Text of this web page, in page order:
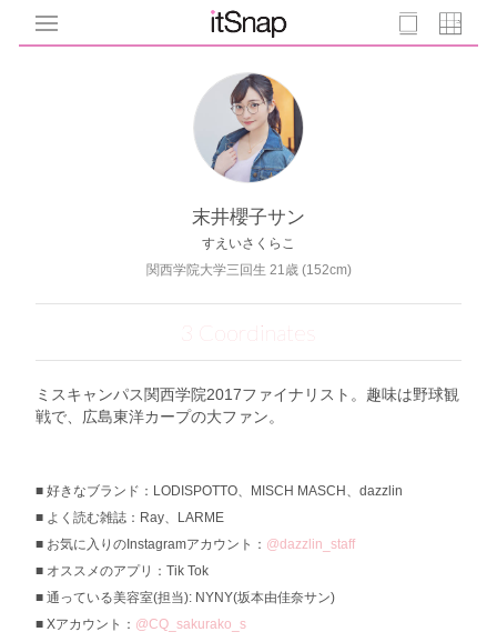
末井櫻子サン
すえいさくらこ
関西学院大学三回生 21歳 (152cm)
3 Coordinates
ミスキャンパス関西学院2017ファイナリスト。趣味は野球観
戦で、広島東洋カープの大ファン。
好きなブランド：LODISPOTTO、MISCH MASCH、dazzlin
よく読む雑誌：Ray、LARME
お気に入りのInstagramアカウント： @dazzlin_staff
オススメのアプリ：Tik Tok
通っている美容室(担当): NYNY(坂本由佳奈サン)
Xアカウント： @CQ_sakurako_s